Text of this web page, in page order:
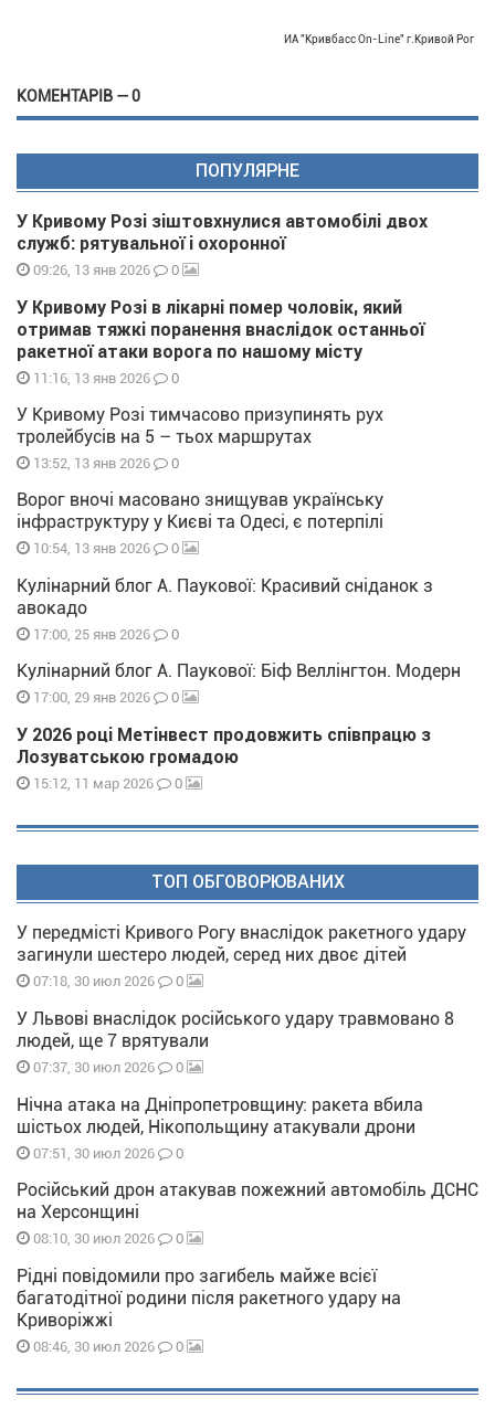
ИА "Кривбасс On-Line" г.Кривой Рог
КОМЕНТАРІВ — 0
ПОПУЛЯРНЕ
У Кривому Розі зіштовхнулися автомобілі двох
служб: рятувальної і охоронної
09:26, 13 янв 2026 0
У Кривому Розі в лікарні помер чоловік, який
отримав тяжкі поранення внаслідок останньої
ракетної атаки ворога по нашому місту
11:16, 13 янв 2026 0
У Кривому Розі тимчасово призупинять рух
тролейбусів на 5 – тьох маршрутах
13:52, 13 янв 2026 0
Ворог вночі масовано знищував українську
інфраструктуру у Києві та Одесі, є потерпілі
10:54, 13 янв 2026 0
Кулінарний блог А. Паукової: Красивий сніданок з
авокадо
17:00, 25 янв 2026 0
Кулінарний блог А. Паукової: Біф Веллінгтон. Модерн
17:00, 29 янв 2026 0
У 2026 році Метінвест продовжить співпрацю з
Лозуватською громадою
15:12, 11 мар 2026 0
ТОП ОБГОВОРЮВАНИХ
У передмісті Кривого Рогу внаслідок ракетного удару
загинули шестеро людей, серед них двоє дітей
07:18, 30 июл 2026 0
У Львові внаслідок російського удару травмовано 8
людей, ще 7 врятували
07:37, 30 июл 2026 0
Нічна атака на Дніпропетровщину: ракета вбила
шістьох людей, Нікопольщину атакували дрони
07:51, 30 июл 2026 0
Російський дрон атакував пожежний автомобіль ДСНС
на Херсонщині
08:10, 30 июл 2026 0
Рідні повідомили про загибель майже всієї
багатодітної родини після ракетного удару на
Криворіжжі
08:46, 30 июл 2026 0